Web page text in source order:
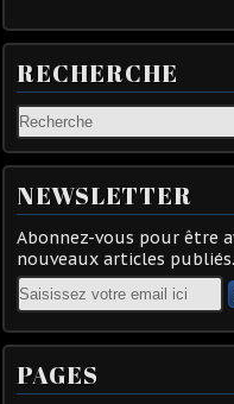
RECHERCHE
NEWSLETTER
Abonnez-vous pour être
nouveaux articles publiés.
Email
PAGES